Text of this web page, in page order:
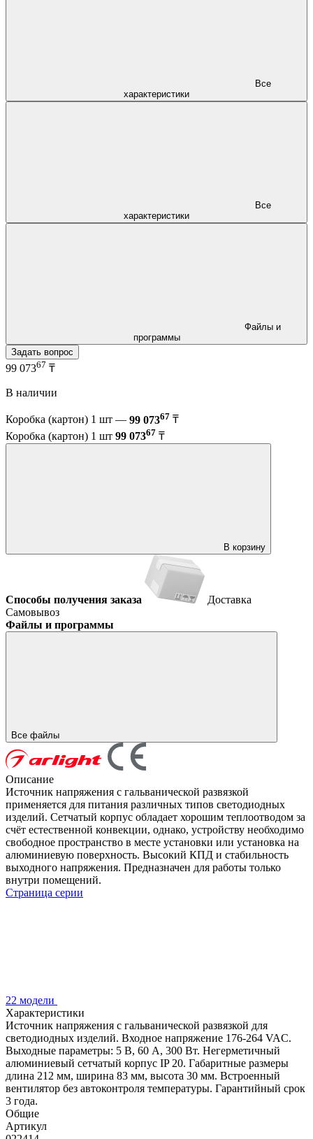
характеристики
характеристики
программы
Задать вопрос
99 07367 ₸
В наличии
Коробка (картон) 1 шт — 99 07367 ₸
Коробка (картон) 1 шт 99 07367 ₸
В корзину
Способы получения заказа
Доставка
Самовывоз
Файлы и программы
Все файлы
Описание
Источник напряжения с гальванической развязкой
применяется для питания различных типов светодиодных
изделий. Сетчатый корпус обладает хорошим теплоотводом за
счёт естественной конвекции, однако, устройству необходимо
свободное пространство в месте установки или установка на
алюминиевую поверхность. Высокий КПД и стабильность
выходного напряжения. Предназначен для работы только
внутри помещений.
Страница серии
22 модели
Характеристики
Источник напряжения с гальванической развязкой для
светодиодных изделий. Входное напряжение 176-264 VAC.
Выходные параметры: 5 В, 60 А, 300 Вт. Негерметичный
алюминиевый сетчатый корпус IP 20. Габаритные размеры
длина 212 мм, ширина 83 мм, высота 30 мм. Встроенный
вентилятор без автоконтроля температуры. Гарантийный срок
3 года.
Общие
Артикул